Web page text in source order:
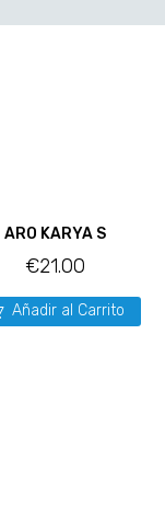
ARO KARYA S
€21.00
Añadir al Carrito